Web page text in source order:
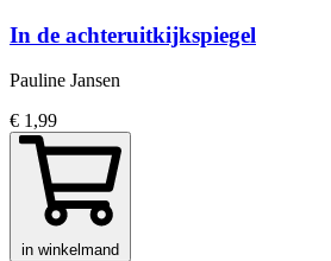
In de achteruitkijkspiegel
Pauline Jansen
€ 1,99
in winkelmand